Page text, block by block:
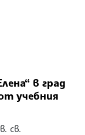
в град
учебния
св.